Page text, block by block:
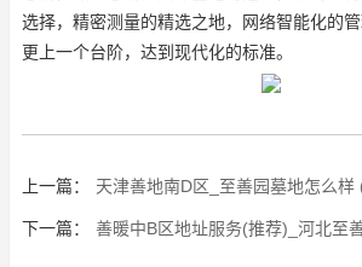
选择，精密测量的精选之地，网络智能化的
更上一个台阶，达到现代化的标准。
上一篇： 天津善地南D区_至善园墓地怎么样
下一篇： 善暖中B区地址服务(推荐)_河北至